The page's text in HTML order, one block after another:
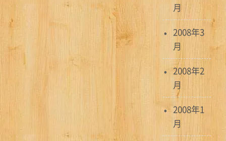
月
2008年3
月
2008年2
月
2008年1
月